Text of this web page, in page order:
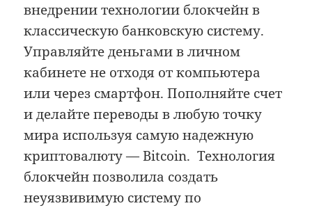
внедрении технологии блокчейн в
классическую банковскую систему.
Управляйте деньгами в личном
кабинете не отходя от компьютера
или через смартфон. Пополняйте счет
и делайте переводы в любую точку
мира используя самую надежную
криптовалюту — Bitcoin. Технология
блокчейн позволила создать
неуязвивимую систему по